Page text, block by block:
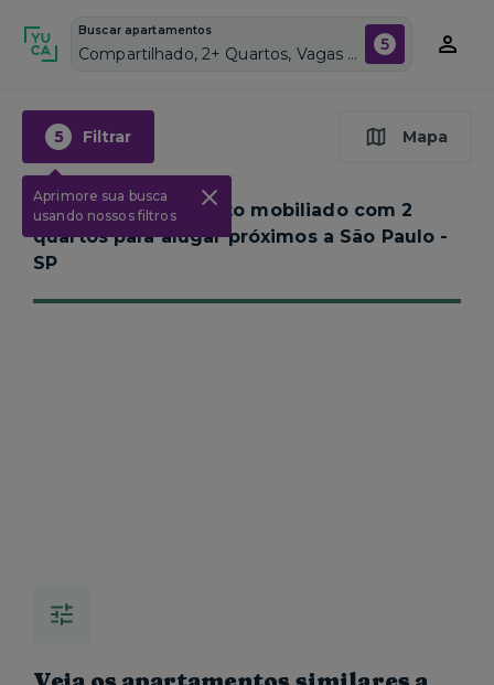
Buscar apartamentos
Compartilhado, 2+ Quartos, Vagas de garagem: Sim, Mobiliado, Piscina 5
5 Filtrar
Aprimore sua busca
usando nossos filtros
Mapa
Nenhum apartamento mobiliado com 2
quartos para alugar próximos a São Paulo -
SP